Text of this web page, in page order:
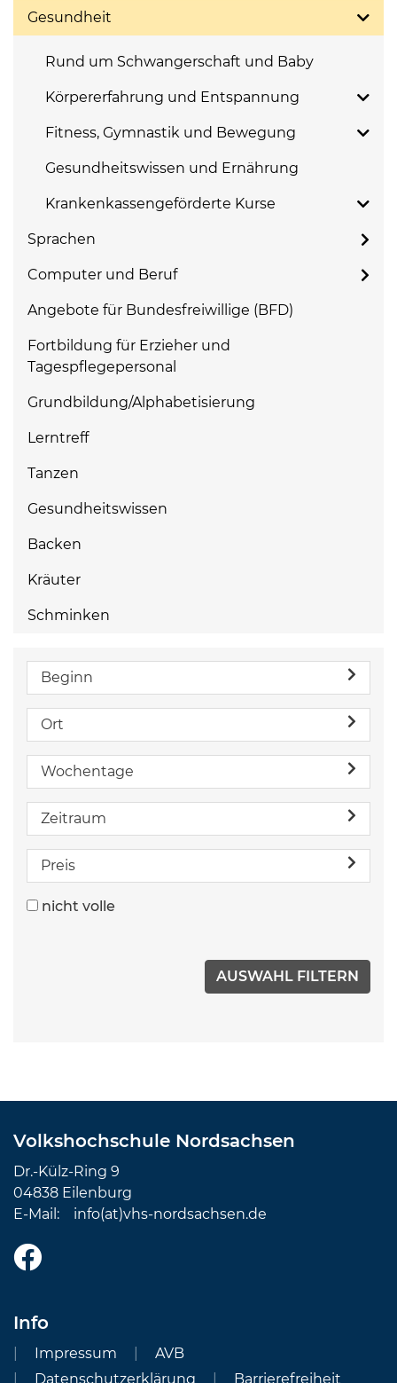
Gesundheit
Rund um Schwangerschaft und Baby
Körpererfahrung und Entspannung
Fitness, Gymnastik und Bewegung
Gesundheitswissen und Ernährung
Krankenkassengeförderte Kurse
Sprachen
Computer und Beruf
Angebote für Bundesfreiwillige (BFD)
Fortbildung für Erzieher und
Tagespflegepersonal
Grundbildung/Alphabetisierung
Lerntreff
Tanzen
Gesundheitswissen
Backen
Kräuter
Schminken
Beginn
Ort
Wochentage
Zeitraum
Preis
nicht volle
Volkshochschule Nordsachsen
Dr.-Külz-Ring 9
04838 Eilenburg
E-Mail: info(at)vhs-nordsachsen.de
Info
Impressum
AVB
Datenschutzerklärung
Barrierefreiheit